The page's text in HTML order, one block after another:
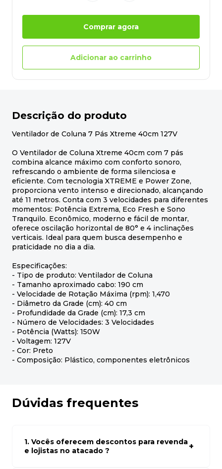
Comprar agora
Adicionar ao carrinho
Descrição do produto
Ventilador de Coluna 7 Pás Xtreme 40cm 127V
O Ventilador de Coluna Xtreme 40cm com 7 pás
combina alcance máximo com conforto sonoro,
refrescando o ambiente de forma silenciosa e
eficiente. Com tecnologia XTREME e Power Zone,
proporciona vento intenso e direcionado, alcançando
até 11 metros. Conta com 3 velocidades para diferentes
momentos: Potência Extrema, Eco Fresh e Sono
Tranquilo. Econômico, moderno e fácil de montar,
oferece oscilação horizontal de 80° e 4 inclinações
verticais. Ideal para quem busca desempenho e
praticidade no dia a dia.
Especificações:
- Tipo de produto: Ventilador de Coluna
- Tamanho aproximado cabo: 190 cm
- Velocidade de Rotação Máxima (rpm): 1,470
- Diâmetro da Grade (cm): 40 cm
- Profundidade da Grade (cm): 17,3 cm
- Número de Velocidades: 3 Velocidades
- Potência (Watts): 150W
- Voltagem: 127V
- Cor: Preto
- Composição: Plástico, componentes eletrônicos
Dúvidas frequentes
1. Vocês oferecem descontos para revenda
e lojistas no atacado ?